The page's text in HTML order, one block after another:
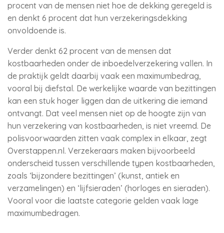
procent van de mensen niet hoe de dekking geregeld is
en denkt 6 procent dat hun verzekeringsdekking
onvoldoende is.
Verder denkt 62 procent van de mensen dat
kostbaarheden onder de inboedelverzekering vallen. In
de praktijk geldt daarbij vaak een maximumbedrag,
vooral bij diefstal. De werkelijke waarde van bezittingen
kan een stuk hoger liggen dan de uitkering die iemand
ontvangt. Dat veel mensen niet op de hoogte zijn van
hun verzekering van kostbaarheden, is niet vreemd. De
polisvoorwaarden zitten vaak complex in elkaar, zegt
Overstappen.nl. Verzekeraars maken bijvoorbeeld
onderscheid tussen verschillende typen kostbaarheden,
zoals ‘bijzondere bezittingen’ (kunst, antiek en
verzamelingen) en ‘lijfsieraden’ (horloges en sieraden).
Vooral voor die laatste categorie gelden vaak lage
maximumbedragen.